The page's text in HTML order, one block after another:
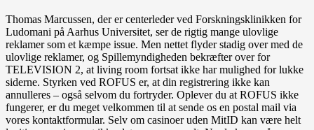
Thomas Marcussen, der er centerleder ved Forskningsklinikken for
Ludomani på Aarhus Universitet, ser de rigtig mange ulovlige
reklamer som et kæmpe issue. Men nettet flyder stadig over med de
ulovlige reklamer, og Spillemyndigheden bekræfter over for
TELEVISION 2, at living room fortsat ikke har mulighed for lukke
siderne. Styrken ved ROFUS er, at din registrering ikke kan
annulleres – også selvom du fortryder. Oplever du at ROFUS ikke
fungerer, er du meget velkommen til at sende os en postal mail via
vores kontaktformular. Selv om casinoer uden MitID kan være helt